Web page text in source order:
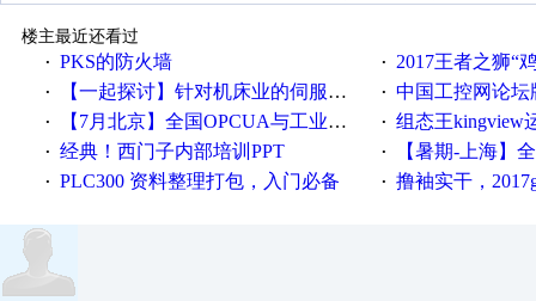
楼主最近还看过
· PKS的防火墙 · 2017王者之狮“鸡”情签到
· 【一起探讨】针对机床业的伺服系统发展，您的期望是什么？ · 中国工控网论坛版
· 【7月北京】全国OPCUA与工业互联技术培训班通知！ · 组态王kingview
· 经典！西门子内部培训PPT · 【暑期-上海】全国工业
· PLC300 资料整理打包，入门必备 · 撸袖实干，2017gongkong®第